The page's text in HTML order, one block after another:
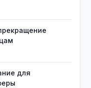
для